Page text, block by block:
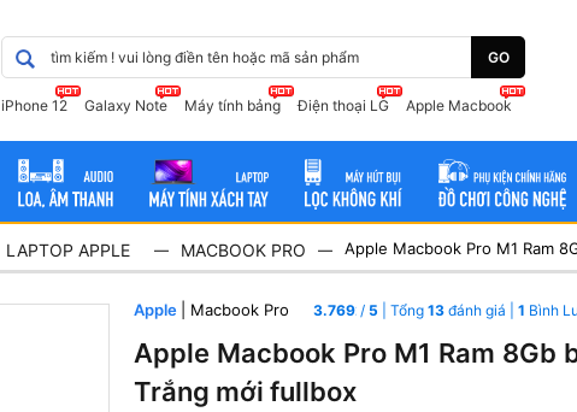
GO
iPhone 12 Galaxy Note Máy tính bảng Điện thoại LG Apple Macbook
LAPTOP APPLE — MACBOOK PRO —
Apple | Macbook Pro 3.7692307692308
/ 5 | Tổng 13 đánh giá | 1 Bình
Apple Macbook Pro M1 Ram 8Gb
Trắng mới fullbox